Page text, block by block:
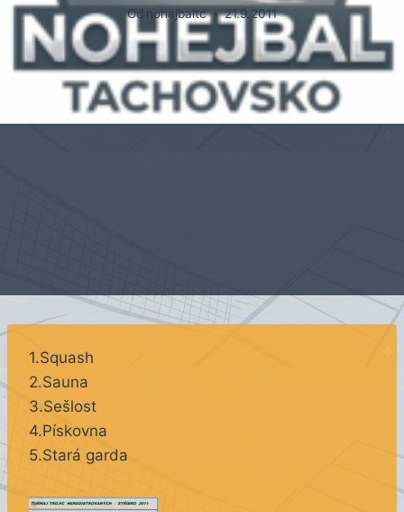
Od nohejbaltc 21.9.2011
1.Squash
2.Sauna
3.Sešlost
4.Pískovna
5.Stará garda